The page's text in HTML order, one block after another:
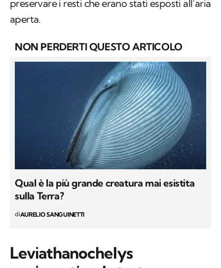
preservare i resti che erano stati esposti all’aria
aperta.
NON PERDERTI QUESTO ARTICOLO
Qual è la più grande creatura mai esistita
sulla Terra?
diAURELIO SANGUINETTI
Leviathanochelys